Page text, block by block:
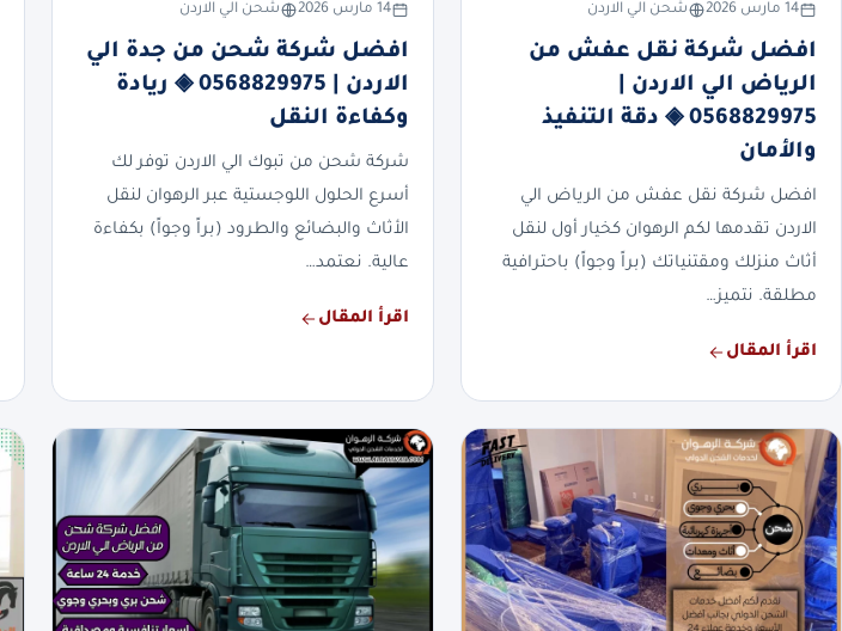
14 مارس 2026 شحن الي الاردن
افضل شركة نقل عفش من
الرياض الي الاردن |
0568829975 ◈ دقة التنفيذ
والأمان
افضل شركة نقل عفش من الرياض الي
الاردن تقدمها لكم الرهوان كخيار أول لنقل
أثاث منزلك ومقتنياتك (براً وجواً) باحترافية
مطلقة. نتميز…
اقرأ المقال
14 مارس 2026 شحن الي الاردن
افضل شركة شحن من جدة الي
الاردن | 0568829975 ◈ ريادة
وكفاءة النقل
شركة شحن من تبوك الي الاردن توفر لك
أسرع الحلول اللوجستية عبر الرهوان لنقل
الأثاث والبضائع والطرود (براً وجواً) بكفاءة
عالية. نعتمد…
اقرأ المقال